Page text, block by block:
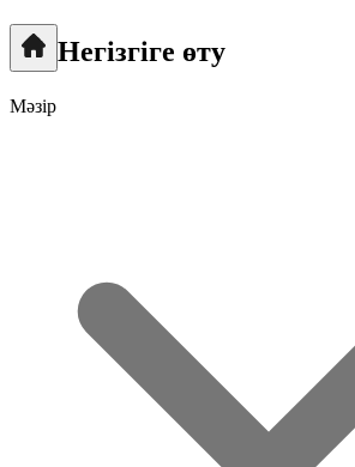
Негізгіге өту
Мәзір